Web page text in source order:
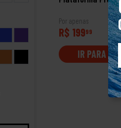
Por apenas
R$ 19999
IR PARA